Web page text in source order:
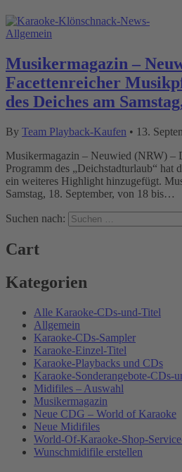
Allgemein
Musikermagazin –
Facettenreicher
des Deiches am
By Team Playback-Kaufen • 13.
Musikermagazin – Neuwied (NRW) –
Programm des „Deichstadturlaub“ hat
ein weiteres Highlight hinzugefügt.
Samstag, 18. September, von 18 bis…
Suchen nach:
Cart
Kategorien
Alle Karaoke-CDs-und-Titel
Allgemein
Karaoke-CDs-Sampler
Karaoke-Einzel-Titel
Karaoke-Playbacks und CDs
Karaoke-Sonderangebote-CDs-
Midifiles – Auswahl
Musikermagazin
Neue CDG – World of Karaoke
Neue Midifiles
World-Of-Karaoke-Shop-
Wunschmidifile erstellen